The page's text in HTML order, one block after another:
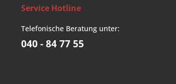
Service Hotline
Telefonische Beratung unter:
040 - 84 77 55